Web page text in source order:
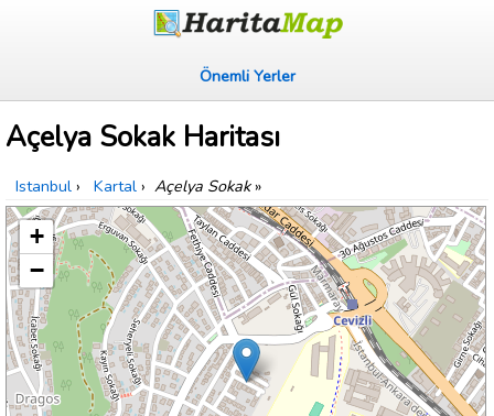
Önemli Yerler
Açelya Sokak Haritası
Istanbul › Kartal › Açelya Sokak»
+
−